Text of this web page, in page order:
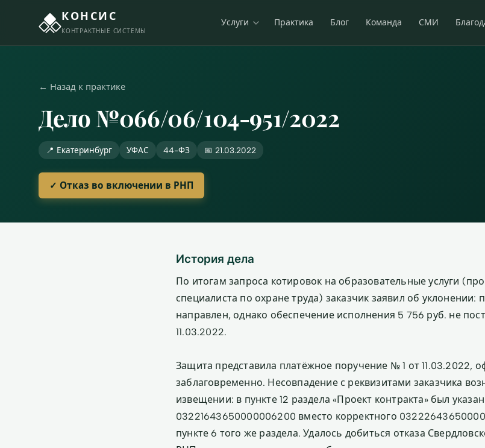
КОНСИС
КОНТРАКТНЫЕ СИСТЕМЫ
Услуги Практика Блог Команда СМИ
← Назад к практике
Дело №066/06/104-951/2022
📍 Екатеринбург УФАС 44-ФЗ 📅 21.03.2022
✓ Отказ во включении в РНП
История дела
По итогам запроса котировок на образовательные услуги
специалиста по охране труда) заказчик заявил об уклонении:
направлен, однако обеспечение исполнения 5 756 руб. не
11.03.2022.
Защита представила платёжное поручение № 1 от 11.03.2022,
заблаговременно. Несовпадение с реквизитами заказчика
извещении: в пункте 12 раздела «Проект контракта» был
03221643650000006200 вместо корректного
пункте 6 того же раздела. Удалось добиться отказа